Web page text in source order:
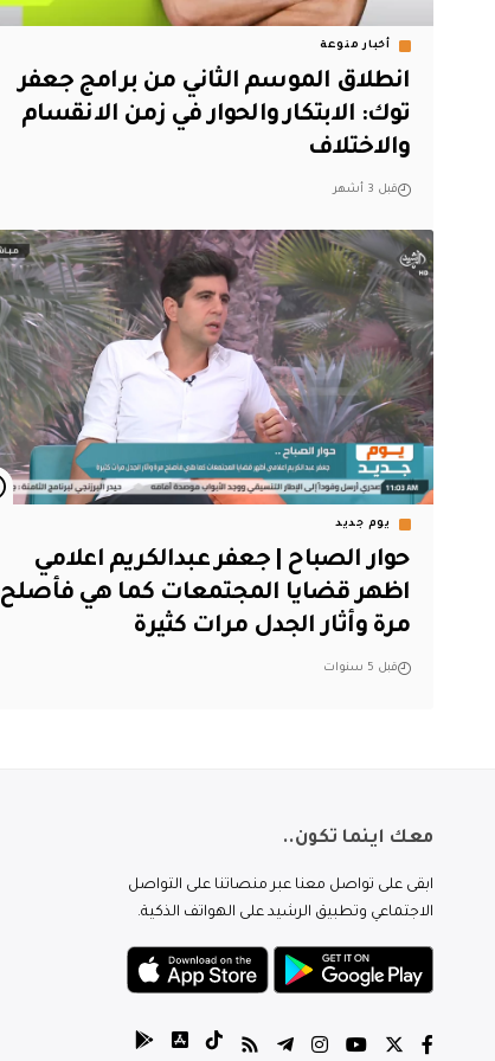
أخبار منوعة
انطلاق الموسم الثاني من برامج جعفر
توك: الابتكار والحوار في زمن الانقسام
والاختلاف
قبل 3 أشهر
يوم جديد
حوار الصباح | جعفر عبدالكريم اعلامي
اظهر قضايا المجتمعات كما هي فأصلح
مرة وأثار الجدل مرات كثيرة
قبل 5 سنوات
معك اينما تكون..
ابقى على تواصل معنا عبر منصاتنا على التواصل
الاجتماعي وتطبيق الرشيد على الهواتف الذكية.